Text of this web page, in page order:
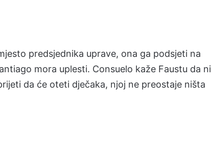
predsjednika uprave, ona ga podsjeti na
mora uplesti. Consuelo kaže Faustu da ni
da će oteti dječaka, njoj ne preostaje ništa